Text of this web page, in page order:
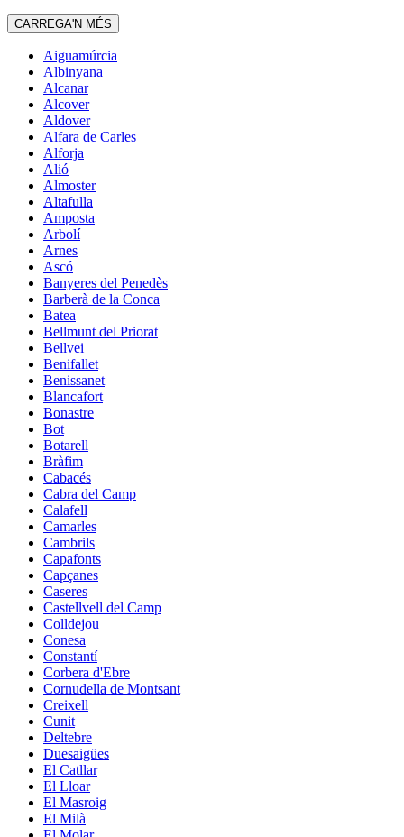
CARREGA'N MÉS
Aiguamúrcia
Albinyana
Alcanar
Alcover
Aldover
Alfara de Carles
Alforja
Alió
Almoster
Altafulla
Amposta
Arbolí
Arnes
Ascó
Banyeres del Penedès
Barberà de la Conca
Batea
Bellmunt del Priorat
Bellvei
Benifallet
Benissanet
Blancafort
Bonastre
Bot
Botarell
Bràfim
Cabacés
Cabra del Camp
Calafell
Camarles
Cambrils
Capafonts
Capçanes
Caseres
Castellvell del Camp
Colldejou
Conesa
Constantí
Corbera d'Ebre
Cornudella de Montsant
Creixell
Cunit
Deltebre
Duesaigües
El Catllar
El Lloar
El Masroig
El Milà